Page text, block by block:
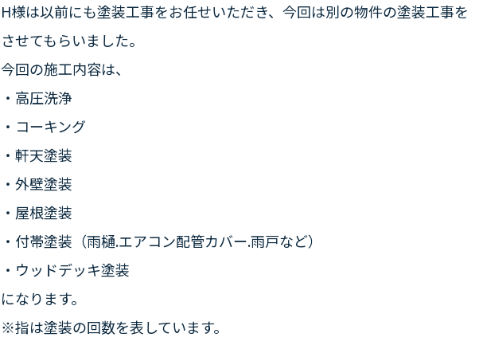
H様は以前にも塗装工事をお任せいただき、今回は別の物件の塗装工事を
させてもらいました。
今回の施工内容は、
・高圧洗浄
・コーキング
・軒天塗装
・外壁塗装
・屋根塗装
・付帯塗装（雨樋.エアコン配管カバー.雨戸など）
・ウッドデッキ塗装
になります。
※指は塗装の回数を表しています。